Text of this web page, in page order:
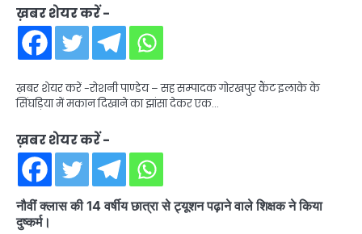
ख़बर शेयर करें -
ख़बर शेयर करें -रोशनी पाण्डेय – सह सम्पादक गोरखपुर कैंट इलाके के
सिंघड़िया में मकान दिखाने का झांसा देकर एक…
ख़बर शेयर करें -
नौवीं क्लास की 14 वर्षीय छात्रा से ट्यूशन पढ़ाने वाले शिक्षक ने किया
दुष्कर्म।